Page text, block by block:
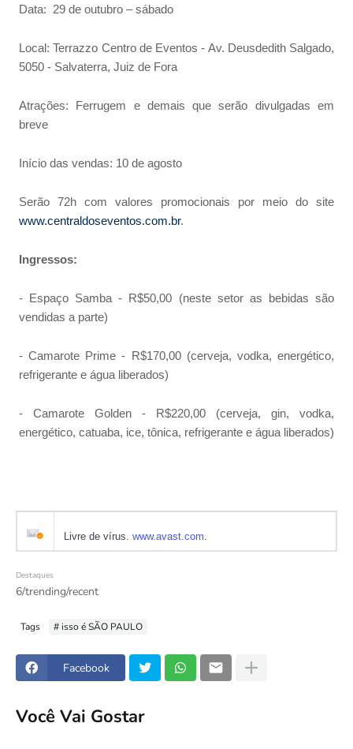
Data: 29 de outubro – sábado
Local: Terrazzo Centro de Eventos - Av. Deusdedith Salgado,
5050 - Salvaterra, Juiz de Fora
Atrações: Ferrugem e demais que serão divulgadas em
breve
Início das vendas: 10 de agosto
Serão 72h com valores promocionais por meio do site
www.centraldoseventos.com.br.
Ingressos:
- Espaço Samba - R$50,00 (neste setor as bebidas são
vendidas a parte)
- Camarote Prime - R$170,00 (cerveja, vodka, energético,
refrigerante e água liberados)
- Camarote Golden - R$220,00 (cerveja, gin, vodka,
energético, catuaba, ice, tônica, refrigerante e água liberados)
Livre de vírus. www.avast.com.
Destaques
6/trending/recent
Tags # isso é SÃO PAULO
Facebook
Você Vai Gostar